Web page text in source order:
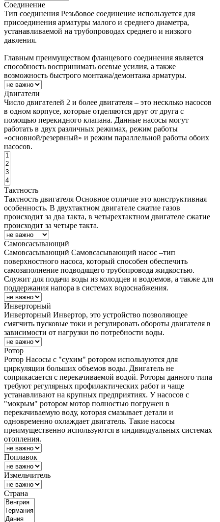
Соединение
Тип соединения Резьбовое соединение используется для
присоединения арматуры малого и среднего диаметра,
устанавливаемой на трубопроводах среднего и низкого
давления.
Главным преимуществом фланцевого соединения является
способность воспринимать осевые усилия, а также
возможность быстрого монтажа/демонтажа арматуры.
Двигатели
Число двигателей 2 и более двигателя – это несклько насосов
в одном корпусе, которые отделяются друг от друга с
помощью перекидного клапана. Данные насосы могут
работать в двух различных режимах, режим работы
«основной/резервный» и режим параллельной работы обоих
насосов.
Тактность
Тактность двигателя Основное отличие это конструктивная
особенность. В двухтактном двигателе сжатие газов
происходит за два такта, в четырехтактном двигателе сжатие
происходит за четыре такта.
Самовсасывающий
Самовсасывающий Самовсасывающий насос –тип
поверхностного насоса, который способен обеспечить
самозаполнение подводящего трубопровода жидкостью.
Служит для подачи воды из колодцев и водоемов, а также для
поддержания напора в системах водоснабжения.
Инверторный
Инверторный Инвертор, это устройство позволяющее
смягчить пусковые токи и регулировать обороты двигателя в
зависимости от нагрузки по потребности воды.
Ротор
Ротор Насосы с "сухим" ротором используются для
циркуляции больших объемов воды. Двигатель не
соприкасается с перекачиваемой водой. Роторы данного типа
требуют регулярных профилактических работ и чаще
устанавливают на крупных предприятиях. У насосов с
"мокрым" ротором мотор полностью погружен в
перекачиваемую воду, которая смазывает детали и
одновременно охлаждает двигатель. Такие насосы
преимущественно используются в индивидуальных системах
отопления.
Поплавок
Измельчитель
Страна